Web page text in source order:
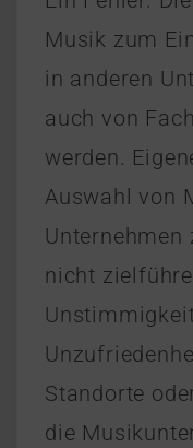
Musik zum
in anderen
auch von
werden.
Auswahl von
nicht
Standorte
die